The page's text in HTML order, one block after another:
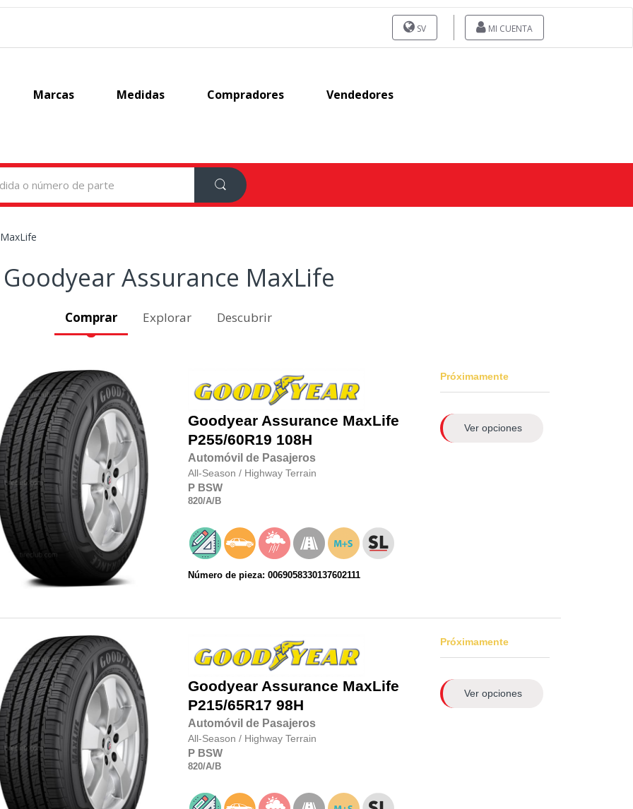
SV MI CUENTA
Marcas Medidas Compradores Vendedores
Goodyear Assurance MaxLife
Comprar Explorar Descubrir
Goodyear Assurance MaxLife
P255/60R19 108H
Automóvil de Pasajeros
All-Season / Highway Terrain
P BSW
820/A/B
Número de pieza: 0069058330137602111
Próximamente
Ver opciones
Goodyear Assurance MaxLife
P215/65R17 98H
Automóvil de Pasajeros
All-Season / Highway Terrain
P BSW
820/A/B
Próximamente
Ver opciones